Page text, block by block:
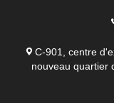
C-901, centre
nouveau quartier